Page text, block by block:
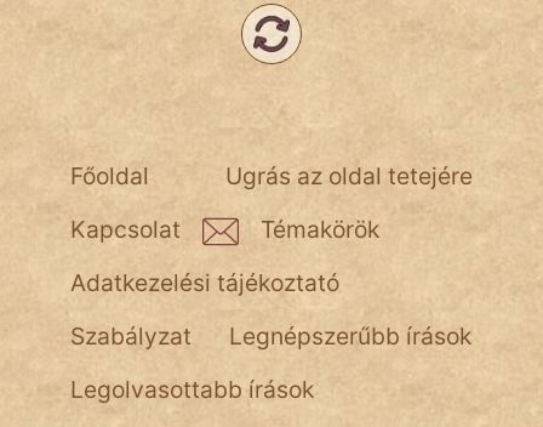
Ugrás az oldal tetejére
Főoldal
Kapcsolat
Témakörök
Adatkezelési tájékoztató
Szabályzat
Legnépszerűbb írások
Legolvasottabb írások